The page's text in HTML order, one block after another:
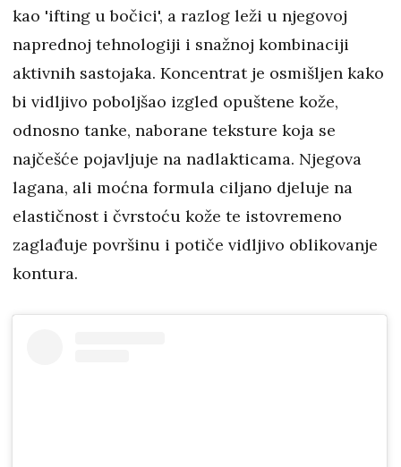
kao 'ifting u bočici', a razlog leži u njegovoj
naprednoj tehnologiji i snažnoj kombinaciji
aktivnih sastojaka. Koncentrat je osmišljen kako
bi vidljivo poboljšao izgled opuštene kože,
odnosno tanke, naborane teksture koja se
najčešće pojavljuje na nadlakticama. Njegova
lagana, ali moćna formula ciljano djeluje na
elastičnost i čvrstoću kože te istovremeno
zaglađuje površinu i potiče vidljivo oblikovanje
kontura.